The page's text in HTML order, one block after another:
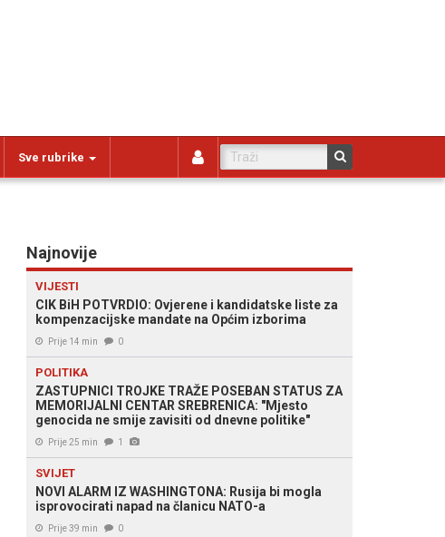
Sve rubrike
Najnovije
VIJESTI
CIK BiH POTVRDIO: Ovjerene i kandidatske liste za
kompenzacijske mandate na Općim izborima
Prije 14 min 0
POLITIKA
ZASTUPNICI TROJKE TRAŽE POSEBAN STATUS ZA
MEMORIJALNI CENTAR SREBRENICA: "Mjesto
genocida ne smije zavisiti od dnevne politike"
Prije 25 min 1
SVIJET
NOVI ALARM IZ WASHINGTONA: Rusija bi mogla
isprovocirati napad na članicu NATO-a
Prije 39 min 0